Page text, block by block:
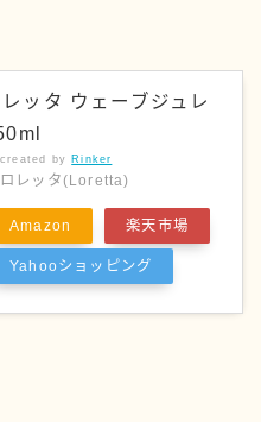
レッタ ウェーブジュレ
created by Rinker
ロレッタ(Loretta)
Amazon 楽天市場
Yahooショッピング